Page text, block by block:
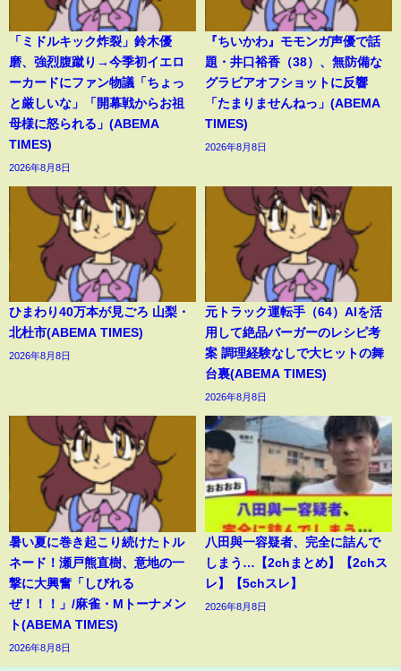
「ミドルキック炸裂」鈴木優
磨、強烈腹蹴り→今季初イエロ
ーカードにファン物議「ちょっ
と厳しいな」「開幕戦からお祖
母様に怒られる」(ABEMA
TIMES)
2026年8月8日
『ちいかわ』モモンガ声優で話
題・井口裕香（38）、無防備な
グラビアオフショットに反響
「たまりませんねっ」(ABEMA
TIMES)
2026年8月8日
ひまわり40万本が見ごろ 山梨・
北杜市(ABEMA TIMES)
2026年8月8日
元トラック運転手（64）AIを活
用して絶品バーガーのレシピ考
案 調理経験なしで大ヒットの舞
台裏(ABEMA TIMES)
2026年8月8日
暑い夏に巻き起こり続けたトル
ネード！瀬戸熊直樹、意地の一
撃に大興奮「しびれる
ぜ！！！」/麻雀・Mトーナメン
ト(ABEMA TIMES)
2026年8月8日
八田與一容疑者、完全に詰んで
しまう…【2chまとめ】【2chス
レ】【5chスレ】
2026年8月8日